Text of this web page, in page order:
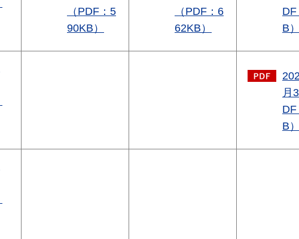
（PDF：5
90KB）
（PDF：6
62KB）
B）
月
B）